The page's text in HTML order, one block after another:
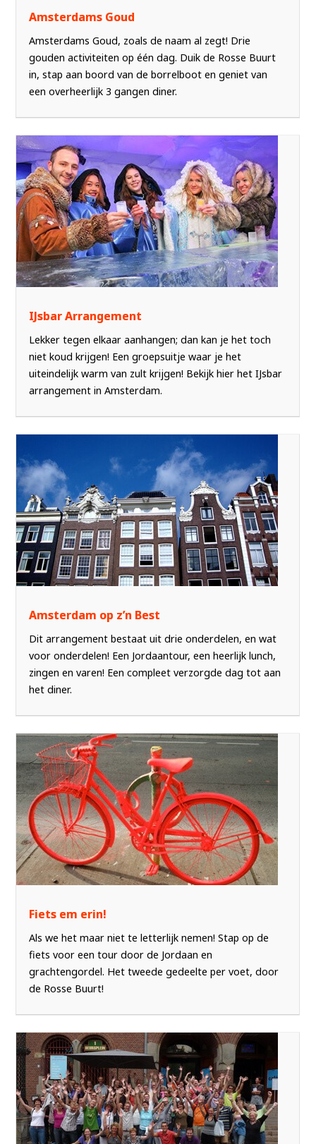
Amsterdams Goud
Amsterdams Goud, zoals de naam al zegt! Drie
gouden activiteiten op één dag. Duik de Rosse Buurt
in, stap aan boord van de borrelboot en geniet van
een overheerlijk 3 gangen diner.
IJsbar Arrangement
Lekker tegen elkaar aanhangen; dan kan je het toch
niet koud krijgen! Een groepsuitje waar je het
uiteindelijk warm van zult krijgen! Bekijk hier het IJsbar
arrangement in Amsterdam.
Amsterdam op z’n Best
Dit arrangement bestaat uit drie onderdelen, en wat
voor onderdelen! Een Jordaantour, een heerlijk lunch,
zingen en varen! Een compleet verzorgde dag tot aan
het diner.
Fiets em erin!
Als we het maar niet te letterlijk nemen! Stap op de
fiets voor een tour door de Jordaan en
grachtengordel. Het tweede gedeelte per voet, door
de Rosse Buurt!